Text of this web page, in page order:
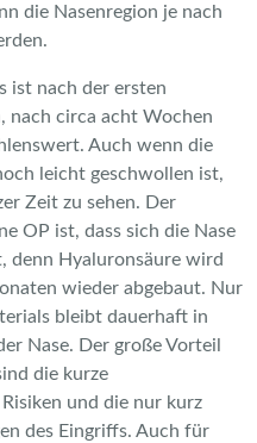
die Nasenregion je nach
ist nach der ersten
nach circa acht Wochen
Auch wenn die
leicht geschwollen ist,
Zeit zu sehen. Der
OP ist, dass sich die Nase
denn Hyaluronsäure wird
wieder abgebaut. Nur
bleibt dauerhaft in
Nase. Der große Vorteil
die kurze
und die nur kurz
des Eingriffs. Auch für